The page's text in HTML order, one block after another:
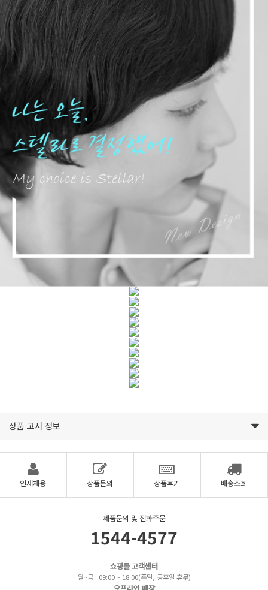
상품 고시 정보
인재채용 상품문의 상품후기 배송조회
제품문의 및 전화주문
1544-4577
쇼핑몰 고객센터
월~금 : 09:00 ~ 18:00(주말, 공휴일 휴무)